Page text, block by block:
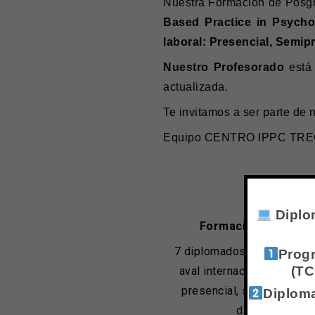
Nuestra Formación de
Based Practice in
laboral: Presencial,
Nuestro Profesorado está
actualizada.
Te invitamos a ser parte de
Equipo CENTRO IPPC
Formación
7 diplomados en TCC y
aval internacional.
presencial,
distancia.